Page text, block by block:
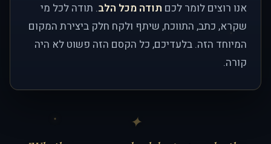
אנו רוצים לומר לכם תודה מכל הלב. תודה לכל מי
שקרא, כתב, התווכח, שיתף ולקח חלק ביצירת המקום
המיוחד הזה. בלעדיכם, כל הקסם הזה פשוט לא היה
קורה.